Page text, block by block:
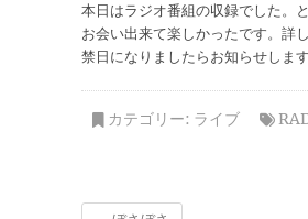
本日はラジオ番組の収録でした。
お会い出来て楽しかったです。詳
禁日になりましたらお知らせします
カテゴリー: ライブ